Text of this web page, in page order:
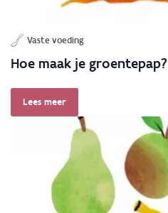
Vaste voeding
Hoe maak je groentepap?
Lees meer